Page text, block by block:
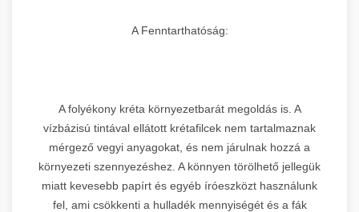
A Fenntarthatóság:
A folyékony kréta környezetbarát megoldás is. A
vízbázisú tintával ellátott krétafilcek nem tartalmaznak
mérgező vegyi anyagokat, és nem járulnak hozzá a
környezeti szennyezéshez. A könnyen törölhető jellegük
miatt kevesebb papírt és egyéb íróeszközt használunk
fel, ami csökkenti a hulladék mennyiségét és a fák